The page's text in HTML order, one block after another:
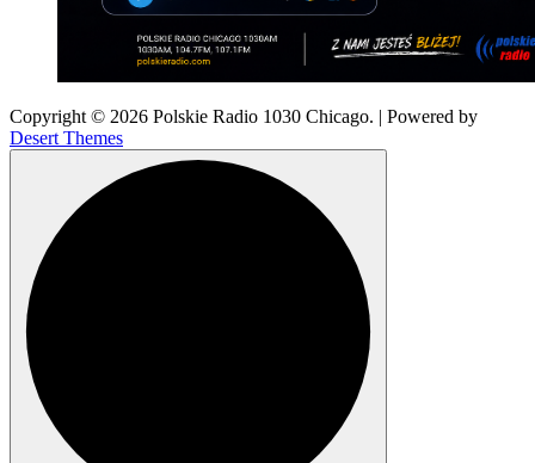
Copyright © 2026 Polskie Radio 1030 Chicago. | Powered by
Desert Themes